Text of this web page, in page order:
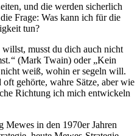
und die werden sicherlich
Frage: Was kann ich für die
tun?
musst du dich auch nicht
“ (Mark Twain) oder „Kein
weiß, wohin er segeln will.
gehörte, wahre Sätze, aber wie
Richtung ich mich entwickeln
Mewes in den 1970er Jahren